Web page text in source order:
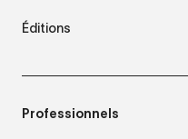
Éditions
Professionnels